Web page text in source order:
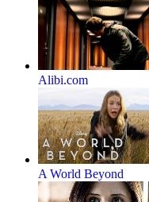
Alibi.com
A World Beyond